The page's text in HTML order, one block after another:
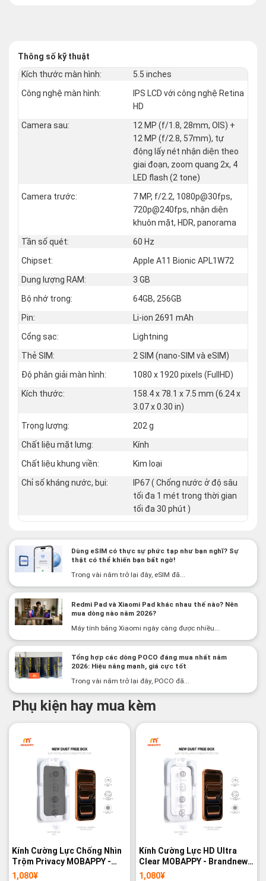
Thông số kỹ thuật
Kích thước màn hình:
5.5 inches
Công nghệ màn hình:
IPS LCD với công nghệ Retina
HD
Camera sau:
12 MP (f/1.8, 28mm, OIS) +
12 MP (f/2.8, 57mm), tự
động lấy nét nhận diện theo
giai đoạn, zoom quang 2x, 4
LED flash (2 tone)
Camera trước:
7 MP, f/2.2, 1080p@30fps,
720p@240fps, nhận diện
khuôn mặt, HDR, panorama
Tần số quét:
60 Hz
Chipset:
Apple A11 Bionic APL1W72
Dung lượng RAM:
3 GB
Bộ nhớ trong:
64GB, 256GB
Pin:
Li-ion 2691 mAh
Cổng sạc:
Lightning
Thẻ SIM:
2 SIM (nano‑SIM và eSIM)
Độ phân giải màn hình:
1080 x 1920 pixels (FullHD)
Kích thước:
158.4 x 78.1 x 7.5 mm (6.24 x
3.07 x 0.30 in)
Trọng lượng:
202 g
Chất liệu mặt lưng:
Kính
Chất liệu khung viền:
Kim loại
Chỉ số kháng nước, bụi:
IP67 ( Chống nước ở độ sâu
tối đa 1 mét trong thời gian
tối đa 30 phút )
Dùng eSIM có thực sự phức tạp như bạn nghĩ? Sự
thật có thể khiến bạn bất ngờ!
Trong vài năm trở lại đây, eSIM đã...
Redmi Pad và Xiaomi Pad khác nhau thế nào? Nên
mua dòng nào năm 2026?
Máy tính bảng Xiaomi ngày càng được nhiều...
Tổng hợp các dòng POCO đáng mua nhất năm
2026: Hiệu năng mạnh, giá cực tốt
Trong vài năm trở lại đây, POCO đã...
Phụ kiện hay mua kèm
Kính Cường Lực Chống Nhìn
Trộm Privacy MOBAPPY -
Brandnew 100%
1,080¥
Kính Cường Lực HD Ultra
Clear MOBAPPY - Brandnew
100%
1,080¥